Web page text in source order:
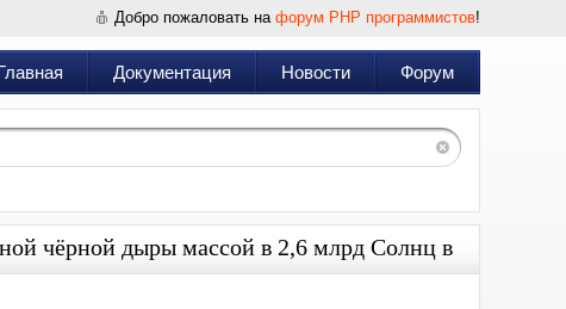
Добро пожаловать на форум PHP программистов!
Документация Новости Форум
чёрной дыры массой в 2,6 млрд Солнц в